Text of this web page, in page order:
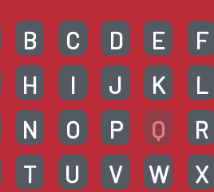
B C D E
F
H I J K
L
N O P Q
R
T U V W
X